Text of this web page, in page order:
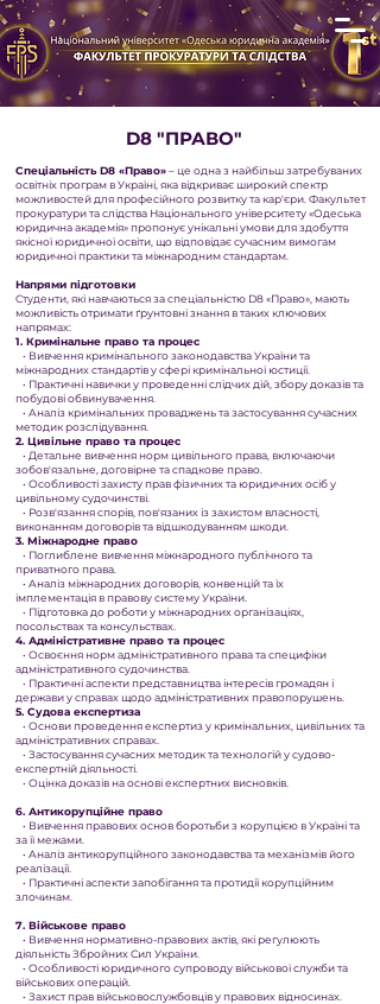
D8 "ПРАВО"
Спеціальність D8 «Право»– це одна з найбільш затребуваних
освітніх програм в Україні, яка відкриває широкий спектр
можливостей для професійного розвитку та кар'єри. Факультет
прокуратури та слідства Національного університету «Одеська
юридична академія» пропонує унікальні умови для здобуття
якісної юридичної освіти, що відповідає сучасним вимогам
юридичної практики та міжнародним стандартам.
Напрями підготовки
Студенти, які навчаються за спеціальністю D8 «Право», мають
можливість отримати ґрунтовні знання в таких ключових
напрямах:
1. Кримінальне право та процес
• Вивчення кримінального законодавства України та
міжнародних стандартів у сфері кримінальної юстиції.
• Практичні навички у проведенні слідчих дій, збору доказів та
побудові обвинувачення.
• Аналіз кримінальних проваджень та застосування сучасних
методик розслідування.
2. Цивільне право та процес
• Детальне вивчення норм цивільного права, включаючи
зобов'язальне, договірне та спадкове право.
• Особливості захисту прав фізичних та юридичних осіб у
цивільному судочинстві.
• Розв'язання спорів, пов'язаних із захистом власності,
виконанням договорів та відшкодуванням шкоди.
3. Міжнародне право
• Поглиблене вивчення міжнародного публічного та
приватного права.
• Аналіз міжнародних договорів, конвенцій та їх
імплементація в правову систему України.
• Підготовка до роботи у міжнародних організаціях,
посольствах та консульствах.
4. Адміністративне право та процес
• Освоєння норм адміністративного права та специфіки
адміністративного судочинства.
• Практичні аспекти представництва інтересів громадян і
держави у справах щодо адміністративних правопорушень.
5. Судова експертиза
• Основи проведення експертиз у кримінальних, цивільних та
адміністративних справах.
• Застосування сучасних методик та технологій у судово-
експертній діяльності.
• Оцінка доказів на основі експертних висновків.
6. Антикорупційне право
• Вивчення правових основ боротьби з корупцією в Україні та
за її межами.
• Аналіз антикорупційного законодавства та механізмів його
реалізації.
• Практичні аспекти запобігання та протидії корупційним
злочинам.
7. Військове право
• Вивчення нормативно-правових актів, які регулюють
діяльність Збройних Сил України.
• Особливості юридичного супроводу військової служби та
військових операцій.
• Захист прав військовослужбовців у правових відносинах.